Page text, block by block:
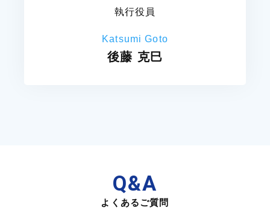
執行役員
Katsumi Goto
後藤 克巳
Q&A
よくあるご質問